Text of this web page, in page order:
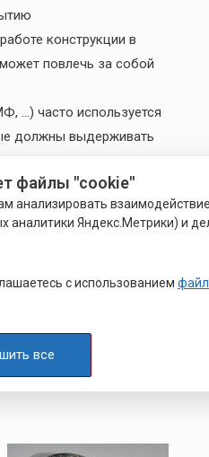
конструкции в
повлечь за собой
…) часто используется
должны выдерживать
требований,
технологических
нарезка
гальваническая
файлы "cookie"
анализировать взаимодействие
Яндекс.Метрики) и
с использованием
все